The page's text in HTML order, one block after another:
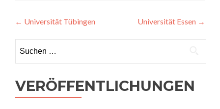
Beitragsnavigation
← Universität Tübingen Universität Essen →
VERÖFFENTLICHUNGEN